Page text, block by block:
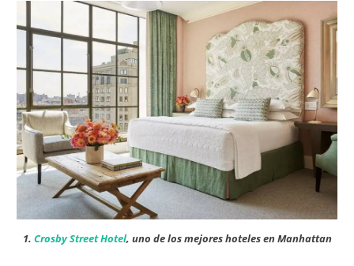
1. Crosby Street Hotel, uno de los mejores hoteles en Manhattan